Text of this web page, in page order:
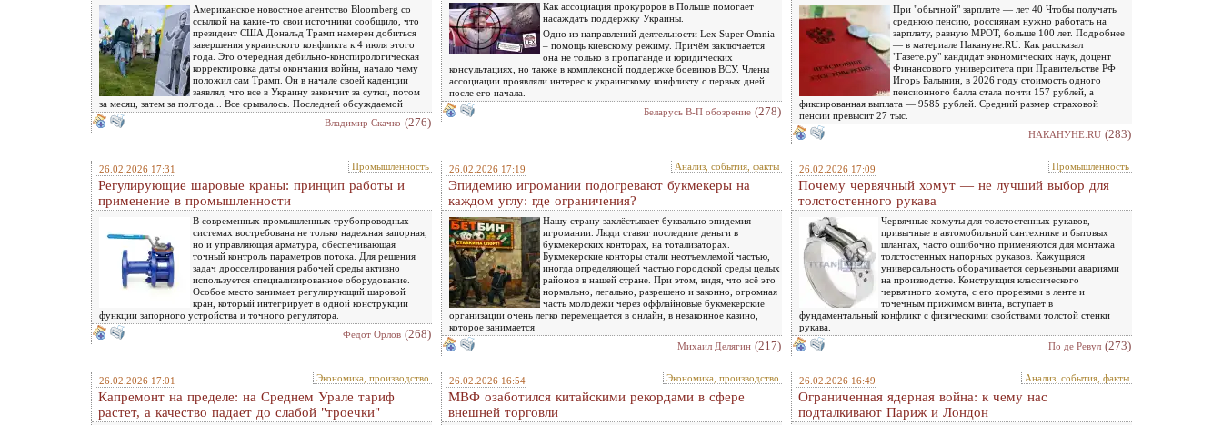
Американское новостное агентство Bloomberg со
ссылкой на какие-то свои источники сообщило, что
президент США Дональд Трамп намерен добиться
завершения украинского конфликта к 4 июля этого
года. Это очередная дебильно-конспирологическая
корректировка даты окончания войны, начало чему
положил сам Трамп. Он в начале своей каденции
заявлял, что все в Украину закончит за сутки, потом
за месяц, затем за полгода... Все срывалось. Последней обсуждаемой
Владимир Скачко (276)
Как ассоциация прокуроров в Польше помогает
насаждать поддержку Украины.
Одно из направлений деятельности Lex Super Omnia
– помощь киевскому режиму. Причём заключается
она не только в пропаганде и юридических
консультациях, но также в комплексной поддержке боевиков ВСУ. Члены
ассоциации проявляли интерес к украинскому конфликту с первых дней
после его начала.
Беларусь В-П обозрение (278)
При "обычной" зарплате — лет 40 Чтобы получать
среднюю пенсию, россиянам нужно работать на
зарплату, равную МРОТ, больше 100 лет. Подробнее
— в материале Накануне.RU. Как рассказал
"Газете.ру" кандидат экономических наук, доцент
Финансового университета при Правительстве РФ
Игорь Балынин, в 2026 году стоимость одного
пенсионного балла стала почти 157 рублей, а
фиксированная выплата — 9585 рублей. Средний размер страховой
пенсии превысит 27 тыс.
НАКАНУНЕ.RU (283)
26.02.2026 17:31 Промышленность
Регулирующие шаровые краны: принцип работы и
применение в промышленности
В современных промышленных трубопроводных
системах востребована не только надежная запорная,
но и управляющая арматура, обеспечивающая
точный контроль параметров потока. Для решения
задач дросселирования рабочей среды активно
используется специализированное оборудование.
Особое место занимает регулирующий шаровой
кран, который интегрирует в одной конструкции
функции запорного устройства и точного регулятора.
Федот Орлов (268)
26.02.2026 17:19 Анализ, события, факты
Эпидемию игромании подогревают букмекеры на
каждом углу: где ограничения?
Нашу страну захлёстывает буквально эпидемия
игромании. Люди ставят последние деньги в
букмекерских конторах, на тотализаторах.
Букмекерские конторы стали неотъемлемой частью,
иногда определяющей частью городской среды целых
районов в нашей стране. При этом, видя, что всё это
нормально, легально, разрешено и законно, огромная
часть молодёжи через оффлайновые букмекерские
организации очень легко перемещается в онлайн, в незаконное казино,
которое занимается
Михаил Делягин (217)
26.02.2026 17:09 Промышленность
Почему червячный хомут — не лучший выбор для
толстостенного рукава
Червячные хомуты для толстостенных рукавов,
привычные в автомобильной сантехнике и бытовых
шлангах, часто ошибочно применяются для монтажа
толстостенных напорных рукавов. Кажущаяся
универсальность оборачивается серьезными авариями
на производстве. Конструкция классического
червячного хомута, с его прорезями в ленте и
точечным прижимом винта, вступает в
фундаментальный конфликт с физическими свойствами толстой стенки
рукава.
По де Ревул (273)
26.02.2026 17:01 Экономика, производство
Капремонт на пределе: на Среднем Урале тариф
растет, а качество падает до слабой "троечки"
26.02.2026 16:54 Экономика, производство
МВФ озаботился китайскими рекордами в сфере
внешней торговли
26.02.2026 16:49 Анализ, события, факты
Ограниченная ядерная война: к чему нас
подталкивают Париж и Лондон